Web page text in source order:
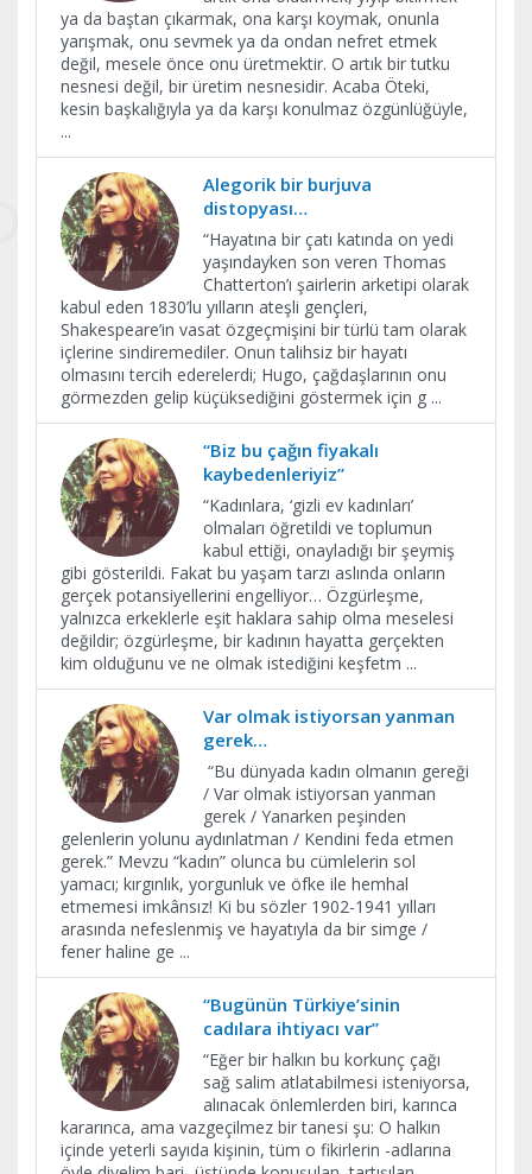
ya da baştan çıkarmak, ona karşı koymak, onunla
yarışmak, onu sevmek ya da ondan nefret etmek
değil, mesele önce onu üretmektir. O artık bir tutku
nesnesi değil, bir üretim nesnesidir. Acaba Öteki,
kesin başkalığıyla ya da karşı konulmaz özgünlüğüyle,
...
Alegorik bir burjuva
distopyası…
“Hayatına bir çatı katında on yedi
yaşındayken son veren Thomas
Chatterton’ı şairlerin arketipi olarak
kabul eden 1830’lu yılların ateşli gençleri,
Shakespeare’in vasat özgeçmişini bir türlü tam olarak
içlerine sindiremediler. Onun talihsiz bir hayatı
olmasını tercih ederelerdi; Hugo, çağdaşlarının onu
görmezden gelip küçüksediğini göstermek için g ...
“Biz bu çağın fiyakalı
kaybedenleriyiz”
“Kadınlara, ‘gizli ev kadınları’
olmaları öğretildi ve toplumun
kabul ettiği, onayladığı bir şeymiş
gibi gösterildi. Fakat bu yaşam tarzı aslında onların
gerçek potansiyellerini engelliyor… Özgürleşme,
yalnızca erkeklerle eşit haklara sahip olma meselesi
değildir; özgürleşme, bir kadının hayatta gerçekten
kim olduğunu ve ne olmak istediğini keşfetm ...
Var olmak istiyorsan yanman
gerek…
“Bu dünyada kadın olmanın gereği
/ Var olmak istiyorsan yanman
gerek / Yanarken peşinden
gelenlerin yolunu aydınlatman / Kendini feda etmen
gerek.” Mevzu “kadın” olunca bu cümlelerin sol
yamacı; kırgınlık, yorgunluk ve öfke ile hemhal
etmemesi imkânsız! Ki bu sözler 1902-1941 yılları
arasında nefeslenmiş ve hayatıyla da bir simge /
fener haline ge ...
“Bugünün Türkiye’sinin
cadılara ihtiyacı var”
​“Eğer bir halkın bu korkunç çağı
sağ salim atlatabilmesi isteniyorsa,
alınacak önlemlerden biri, karınca
kararınca, ama vazgeçilmez bir tanesi şu: O halkın
içinde yeterli sayıda kişinin, tüm o fikirlerin -adlarına